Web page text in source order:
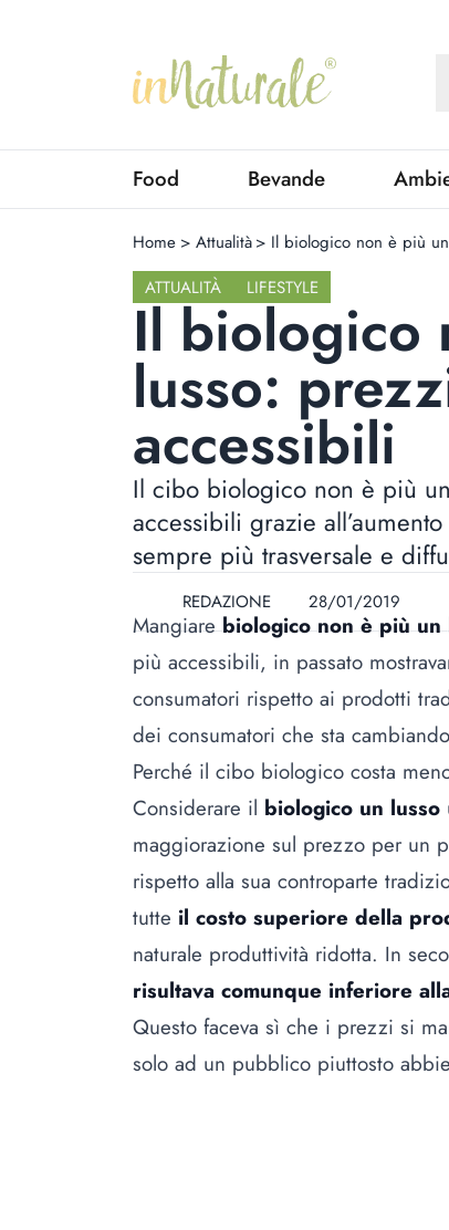
Food Bevande
Home > Attualità > Il biologico non è più
ATTUALITÀ
LIFESTYLE
Il biologico
lusso:
accessibili
Il cibo biologico non è più
accessibili grazie
sempre più trasversale e
REDAZIONE 28/01/2019
Mangiarebiologico non è più un
più accessibili, in passato
consumatori rispetto ai prodotti
dei consumatori che sta
Perché il cibo biologico costa
Considerare il biologico un lusso
maggiorazione sul prezzo per un
rispetto alla sua controparte
tutte il costo superiore della
naturale produttività ridotta. In
risultava comunque inferiore
Questo faceva sì che i prezzi si
solo ad un pubblico piuttosto